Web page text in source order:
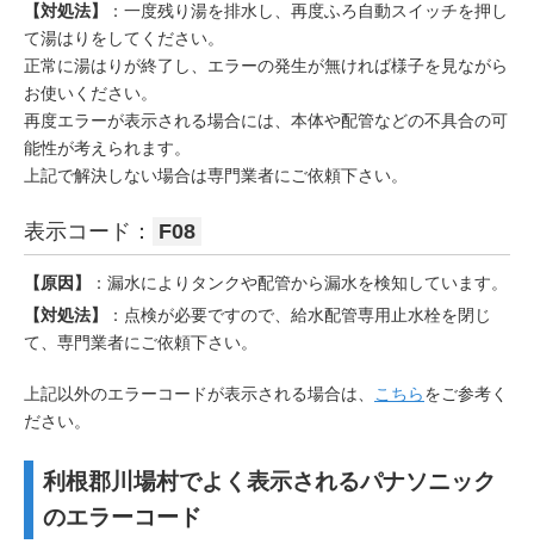
【対処法】
：一度残り湯を排水し、再度ふろ自動スイッチを押し
て湯はりをしてください。
正常に湯はりが終了し、エラーの発生が無ければ様子を見ながら
お使いください。
再度エラーが表示される場合には、本体や配管などの不具合の可
能性が考えられます。
上記で解決しない場合は専門業者にご依頼下さい。
表示コード： F08
【原因】
：漏水によりタンクや配管から漏水を検知しています。
【対処法】
：点検が必要ですので、給水配管専用止水栓を閉じ
て、専門業者にご依頼下さい。
上記以外のエラーコードが表示される場合は、 こちらをご参考く
ださい。
利根郡川場村でよく表示されるパナソニック
のエラーコード